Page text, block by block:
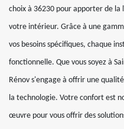
choix à 36230 pour apporter de
votre intérieur. Grâce à une
vos besoins spécifiques, chaque
fonctionnelle. Que vous soyez à
Rénov s'engage à offrir une
la technologie. Votre confort est
œuvre pour vous offrir des